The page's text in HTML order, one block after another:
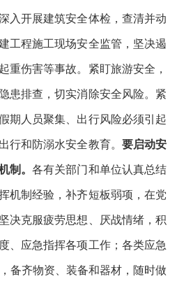
入开展建筑安全体检，查清并动
工程施工现场安全监管，坚决遏
重伤害等事故。紧盯旅游安全，
患排查，切实消除安全风险。紧
期人员聚集、出行风险必须引起
行和防溺水安全教育。 要启动安
制。各有关部门和单位认真总结
机制经验，补齐短板弱项，在党
决克服疲劳思想、厌战情绪，积
、应急指挥各项工作；各类应急
备齐物资、装备和器材，随时做